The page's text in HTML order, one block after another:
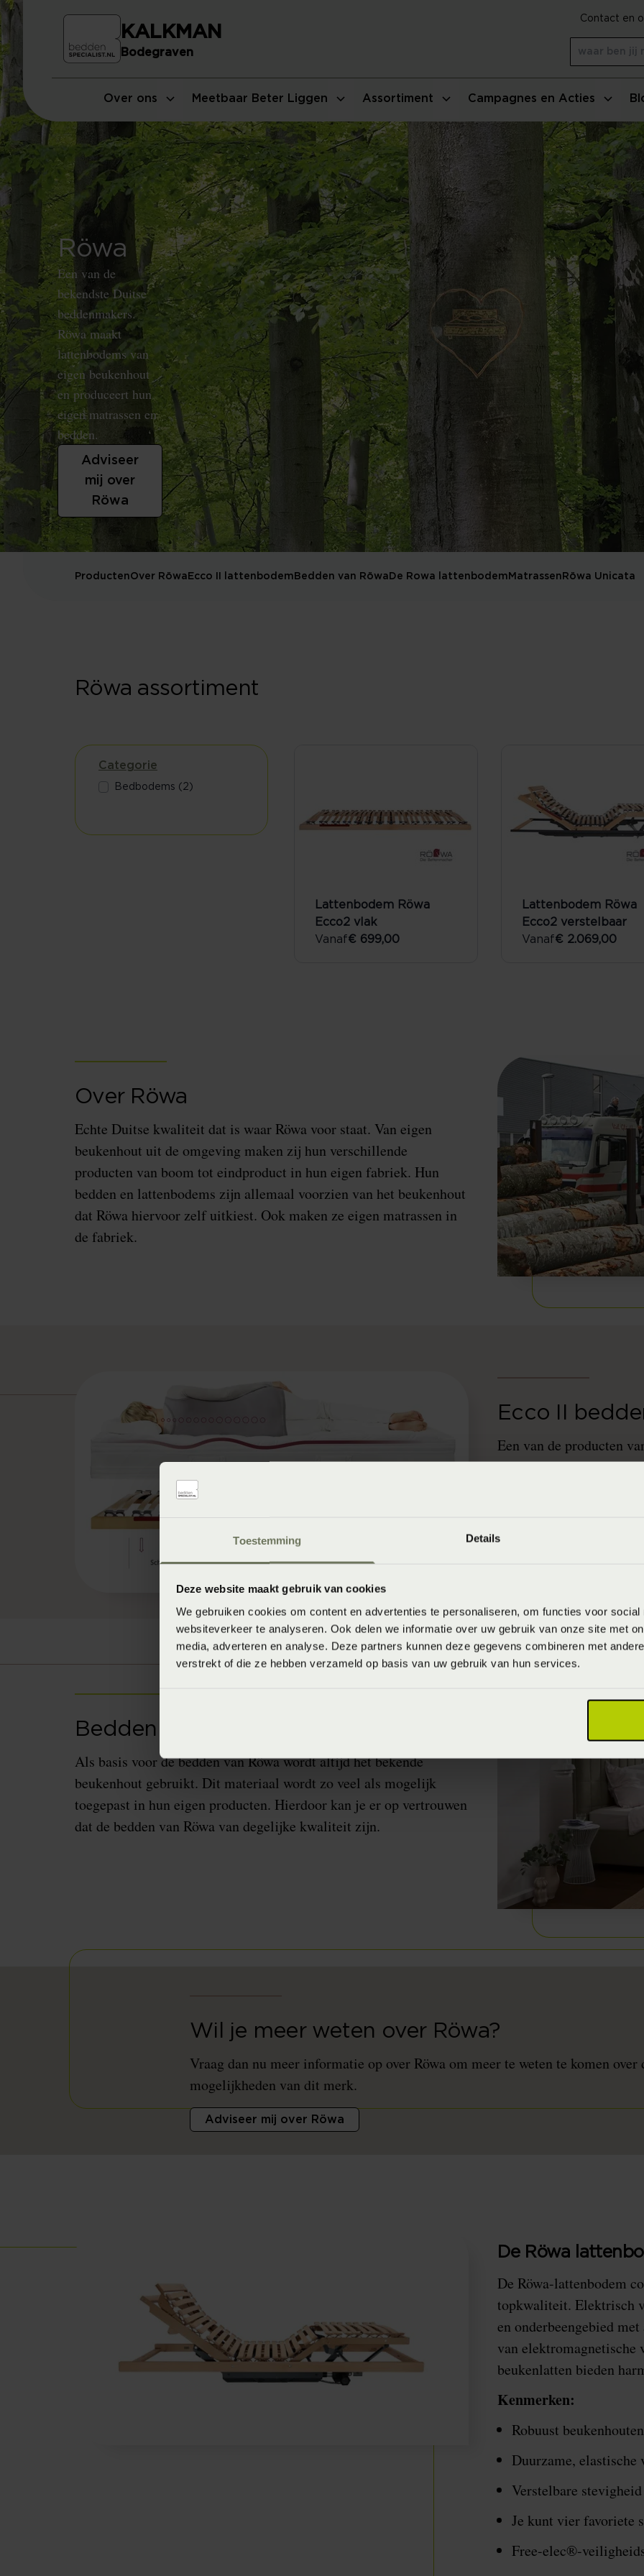
Toestemming Details
Deze website maakt gebruik van cookies
We gebruiken cookies om content en advertenties te personaliseren, om functies voor social
websiteverkeer te analyseren. Ook delen we informatie over uw gebruik van onze site met
media, adverteren en analyse. Deze partners kunnen deze gegevens combineren met
verstrekt of die ze hebben verzameld op basis van uw gebruik van hun services.
Over ons Meetbaar Beter Liggen Assortiment Campagnes en Acties
KALKMAN
Bodegraven
Contact en
Röwa
Een van de
bekendste Duitse
beddenmakers.
Röwa maakt
lattenbodems van
eigen beukenhout
en produceert hun
eigen matrassen en
bedden.
Adviseer
mij over
Röwa
ProductenOver Röwa Ecco II lattenbodem Bedden van Röwa De Rowa lattenbodem Matrassen Röwa Unicata
Röwa assortiment
Categorie
Bedbodems (2)
Lattenbodem Röwa
Ecco2 vlak
Vanaf€ 699,00
Lattenbodem Röwa
Ecco2 verstelbaar
Vanaf€ 2.069,00
Over Röwa
Echte Duitse kwaliteit dat is waar Röwa voor staat. Van eigen
beukenhout uit de omgeving maken zij hun verschillende
producten van boom tot eindproduct in hun eigen fabriek. Hun
bedden en lattenbodems zijn allemaal voorzien van het beukenhout
dat Röwa hiervoor zelf uitkiest. Ook maken ze eigen matrassen in
de fabriek.
Ecco II
Een van de producten
Deze bodem is volledig
eventueel ook later
te veel opties hebben
assortiment genoeg
Bedden van Röwa
Als basis voor de bedden van Röwa wordt altijd het bekende
beukenhout gebruikt. Dit materiaal wordt zo veel als mogelijk
toegepast in hun eigen producten. Hierdoor kan je er op vertrouwen
dat de bedden van Röwa van degelijke kwaliteit zijn.
Wil je meer weten over Röwa?
Vraag dan nu meer informatie op over Röwa om meer te weten te komen over
mogelijkheden van dit merk.
Adviseer mij over Röwa
De Röwa
De Röwa-lattenbodem
topkwaliteit. Elektrisch
en onderbeengebied
van elektromagnetische
beukenlatten bieden
Kenmerken:
Robuust
Duurzame, elastische
Verstelbare
Je kunt vier favoriete
Free-elec®-